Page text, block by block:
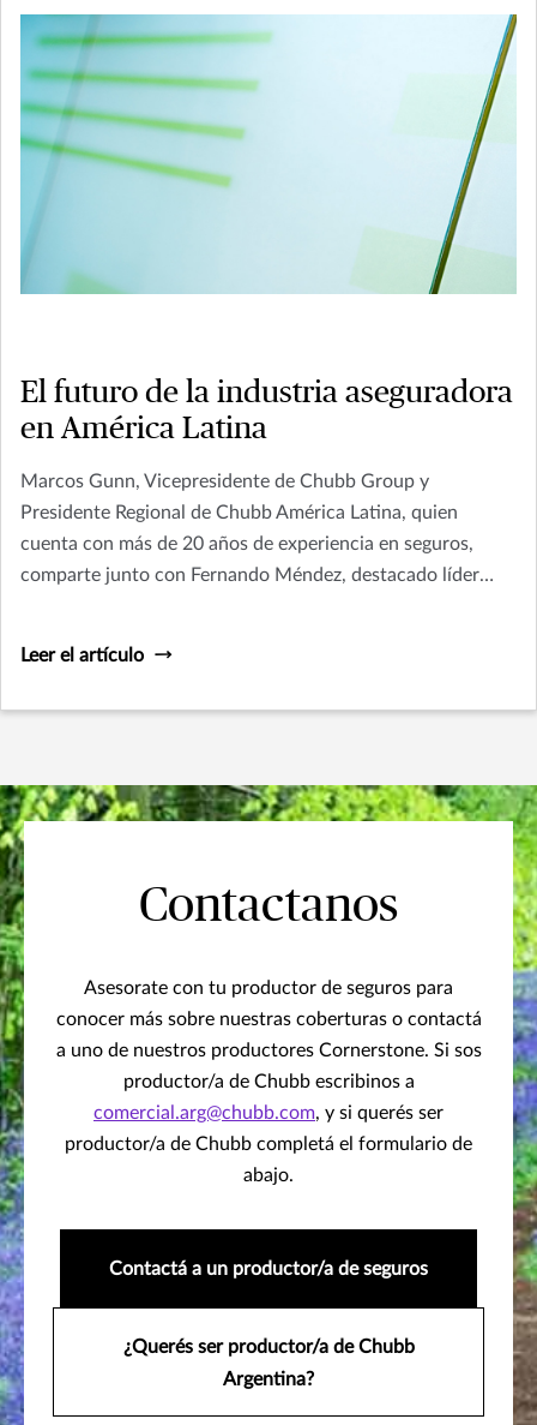
El futuro de la industria aseguradora
en América Latina
Marcos Gunn, Vicepresidente de Chubb Group y
Presidente Regional de Chubb América Latina, quien
cuenta con más de 20 años de experiencia en seguros,
comparte junto con Fernando Méndez, destacado líder
Leer el artículo
Contactanos
Asesorate con tu productor de seguros para
conocer más sobre nuestras coberturas o contactá
a uno de nuestros productores Cornerstone. Si sos
productor/a de Chubb escribinos a
comercial.arg@chubb.com, y si querés ser
productor/a de Chubb completá el formulario de
abajo.
Contactá a un productor/a de seguros
¿Querés ser productor/a de Chubb
Argentina?